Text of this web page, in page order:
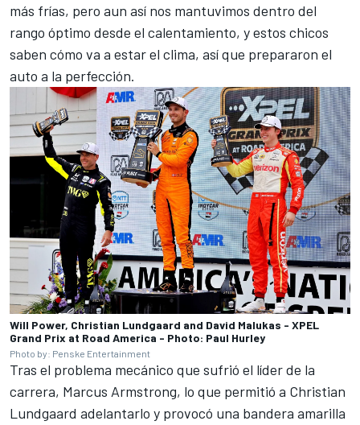
más frías, pero aun así nos mantuvimos dentro del
rango óptimo desde el calentamiento, y estos chicos
saben cómo va a estar el clima, así que prepararon el
auto a la perfección.
Will Power, Christian Lundgaard and David Malukas - XPEL
Grand Prix at Road America - Photo: Paul Hurley
Photo by: Penske Entertainment
Tras el problema mecánico que sufrió el líder de la
carrera, Marcus Armstrong, lo que permitió a Christian
Lundgaard adelantarlo y provocó una bandera amarilla